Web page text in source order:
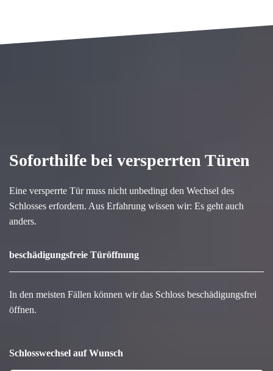
Soforthilfe bei versperrten Türen
Eine versperrte Tür muss nicht unbedingt den Wechsel des
Schlosses erfordern. Aus Erfahrung wissen wir: Es geht auch
anders.
beschädigungsfreie Türöffnung
In den meisten Fällen können wir das Schloss beschädigungsfrei
öffnen.
Schlosswechsel auf Wunsch